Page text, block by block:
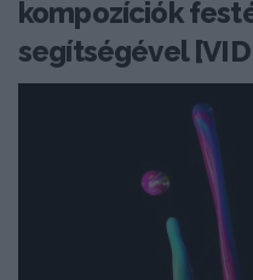
kompozíciók
segítségével